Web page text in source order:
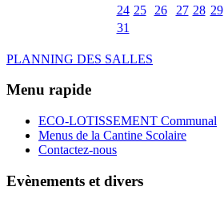
24 25 26 27 28 29
31
PLANNING DES SALLES
Menu rapide
ECO-LOTISSEMENT Communal
Menus de la Cantine Scolaire
Contactez-nous
Evènements et divers